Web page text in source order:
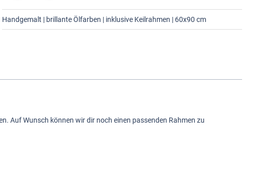
Handgemalt | brillante Ölfarben | inklusive Keilrahmen | 60x90 cm
Auf Wunsch können wir dir noch einen passenden Rahmen zu